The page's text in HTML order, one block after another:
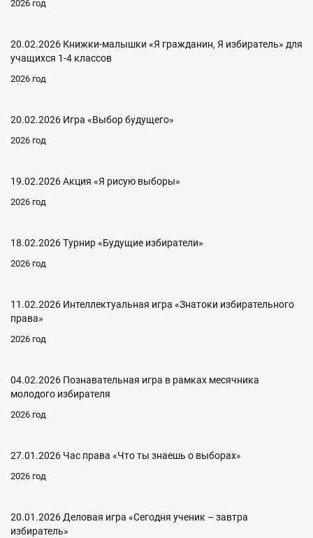
2026 год
20.02.2026 Книжки-малышки «Я гражданин, Я избиратель» для
учащихся 1-4 классов
2026 год
20.02.2026 Игра «Выбор будущего»
2026 год
19.02.2026 Акция «Я рисую выборы»
2026 год
18.02.2026 Турнир «Будущие избиратели»
2026 год
11.02.2026 Интеллектуальная игра «Знатоки избирательного
права»
2026 год
04.02.2026 Познавательная игра в рамках месячника
молодого избирателя
2026 год
27.01.2026 Час права «Что ты знаешь о выборах»
2026 год
20.01.2026 Деловая игра «Сегодня ученик – завтра
избиратель»